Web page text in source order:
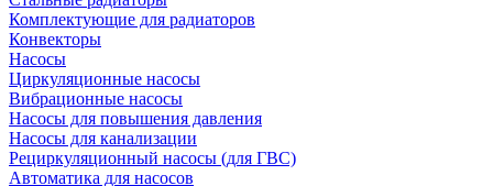
Комплектующие для радиаторов
Конвекторы
Насосы
Циркуляционные насосы
Вибрационные насосы
Насосы для повышения давления
Насосы для канализации
Рециркуляционный насосы (для ГВС)
Автоматика для насосов